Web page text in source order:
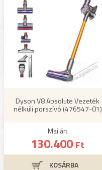
Dyson V8 Absolute Vezeték
nélküli porszívó (476547-01)
Mai ár:
130.400Ft